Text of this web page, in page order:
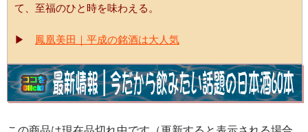
て、至福のひと時を味わえる。
▶ 鳳凰美田｜平成の銘酒は大人気
この商品は現在品切れ中です（更新すると表示される場合